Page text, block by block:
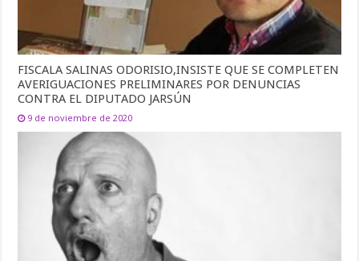
FISCALA SALINAS ODORISIO,INSISTE QUE SE COMPLETEN
AVERIGUACIONES PRELIMINARES POR DENUNCIAS
CONTRA EL DIPUTADO JARSÚN
9 de noviembre de 2020